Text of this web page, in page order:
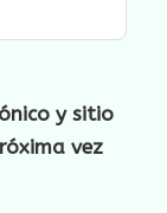
y sitio
vez